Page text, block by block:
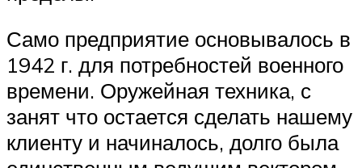
Само предприятие основывалось в
1942 г. для потребностей военного
времени. Оружейная техника, с
занят что остается сделать нашему
клиенту и начиналось, долго была